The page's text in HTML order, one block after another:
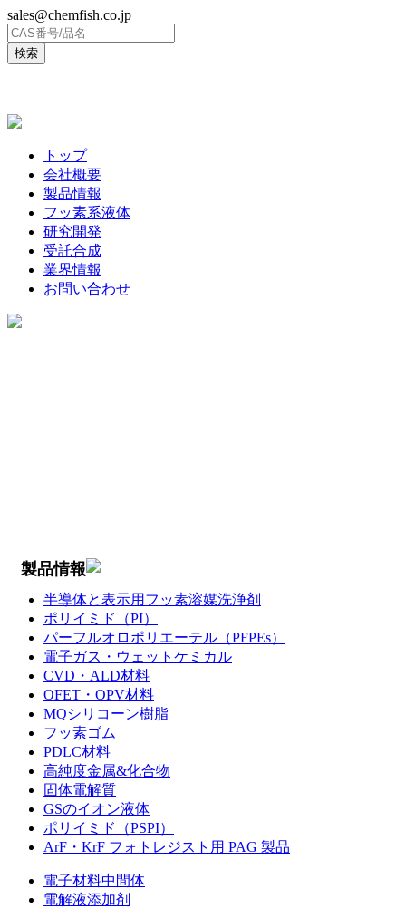
sales@chemfish.co.jp
トップ
会社概要
製品情報
フッ素系液体
研究開発
受託合成
業界情報
お問い合わせ
製品情報
半導体と表示用フッ素溶媒洗浄剤
ポリイミド（PI）
パーフルオロポリエーテル（PFPEs）
電子ガス・ウェットケミカル
CVD・ALD材料
OFET・OPV材料
MQシリコーン樹脂
フッ素ゴム
PDLC材料
高純度金属&化合物
固体電解質
GSのイオン液体
ポリイミド（PSPI）
ArF・KrF フォトレジスト用 PAG 製品
電子材料中間体
電解液添加剤